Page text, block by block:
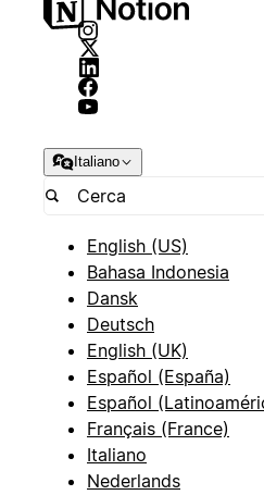
Italiano
English (US)
Bahasa Indonesia
Dansk
Deutsch
English (UK)
Español (España)
Español
Français (France)
Italiano
Nederlands